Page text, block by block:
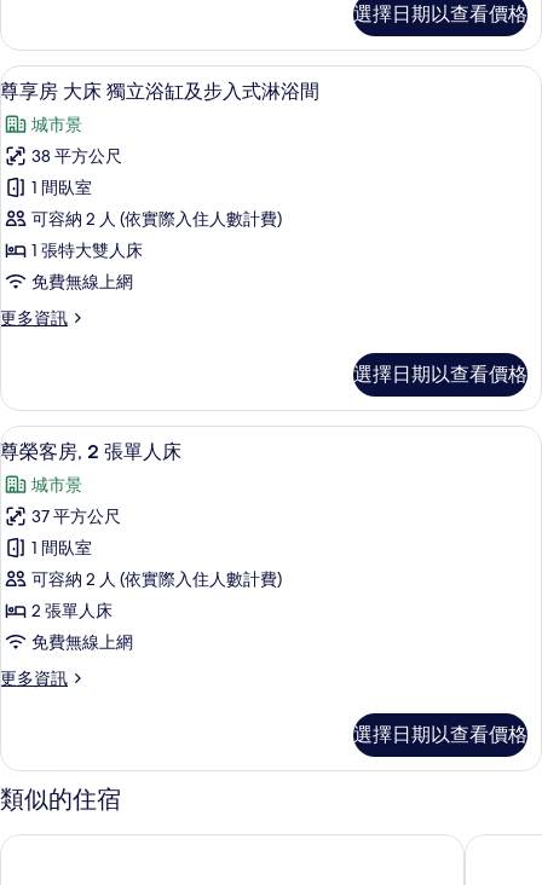
有
相
片
房
大
床
的
詳
情
選擇日期以查看價格
顯
示
尊
享
房
大
床
獨
立
缸
及
步
入
式
淋
浴
間
的
所
片
高級寢具、羽絨被、迷你吧、客房內保
16
尊享房 大床 獨立浴缸及步入式淋浴間
城市景
38 平方公尺
1 間臥室
可容納 2 人 (依實際入住人數計費)
1 張特大雙人床
免費無線上網
更多資訊
更
房
大
床
獨
立
浴
缸
及
步
入
式
淋
間
情
選擇日期以查看價格
顯
示
尊
榮
客
房,
2
張
單
床
的
所
有
高級寢具、羽絨被、迷你吧、客房內保
18
尊榮客房, 2 張單人床
城市景
37 平方公尺
1 間臥室
可容納 2 人 (依實際入住人數計費)
2 張單人床
免費無線上網
更多資訊
更
客
房,
2
單
選擇日期以查看價格
類似的住宿
台北大安伊普索酒店 - 凱悅尚選酒店 慕軒飯